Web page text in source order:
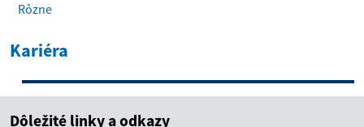
Rôzne
Kariéra
Analytik IDP
Možnosti spolupráce
Dôležité linky a odkazy